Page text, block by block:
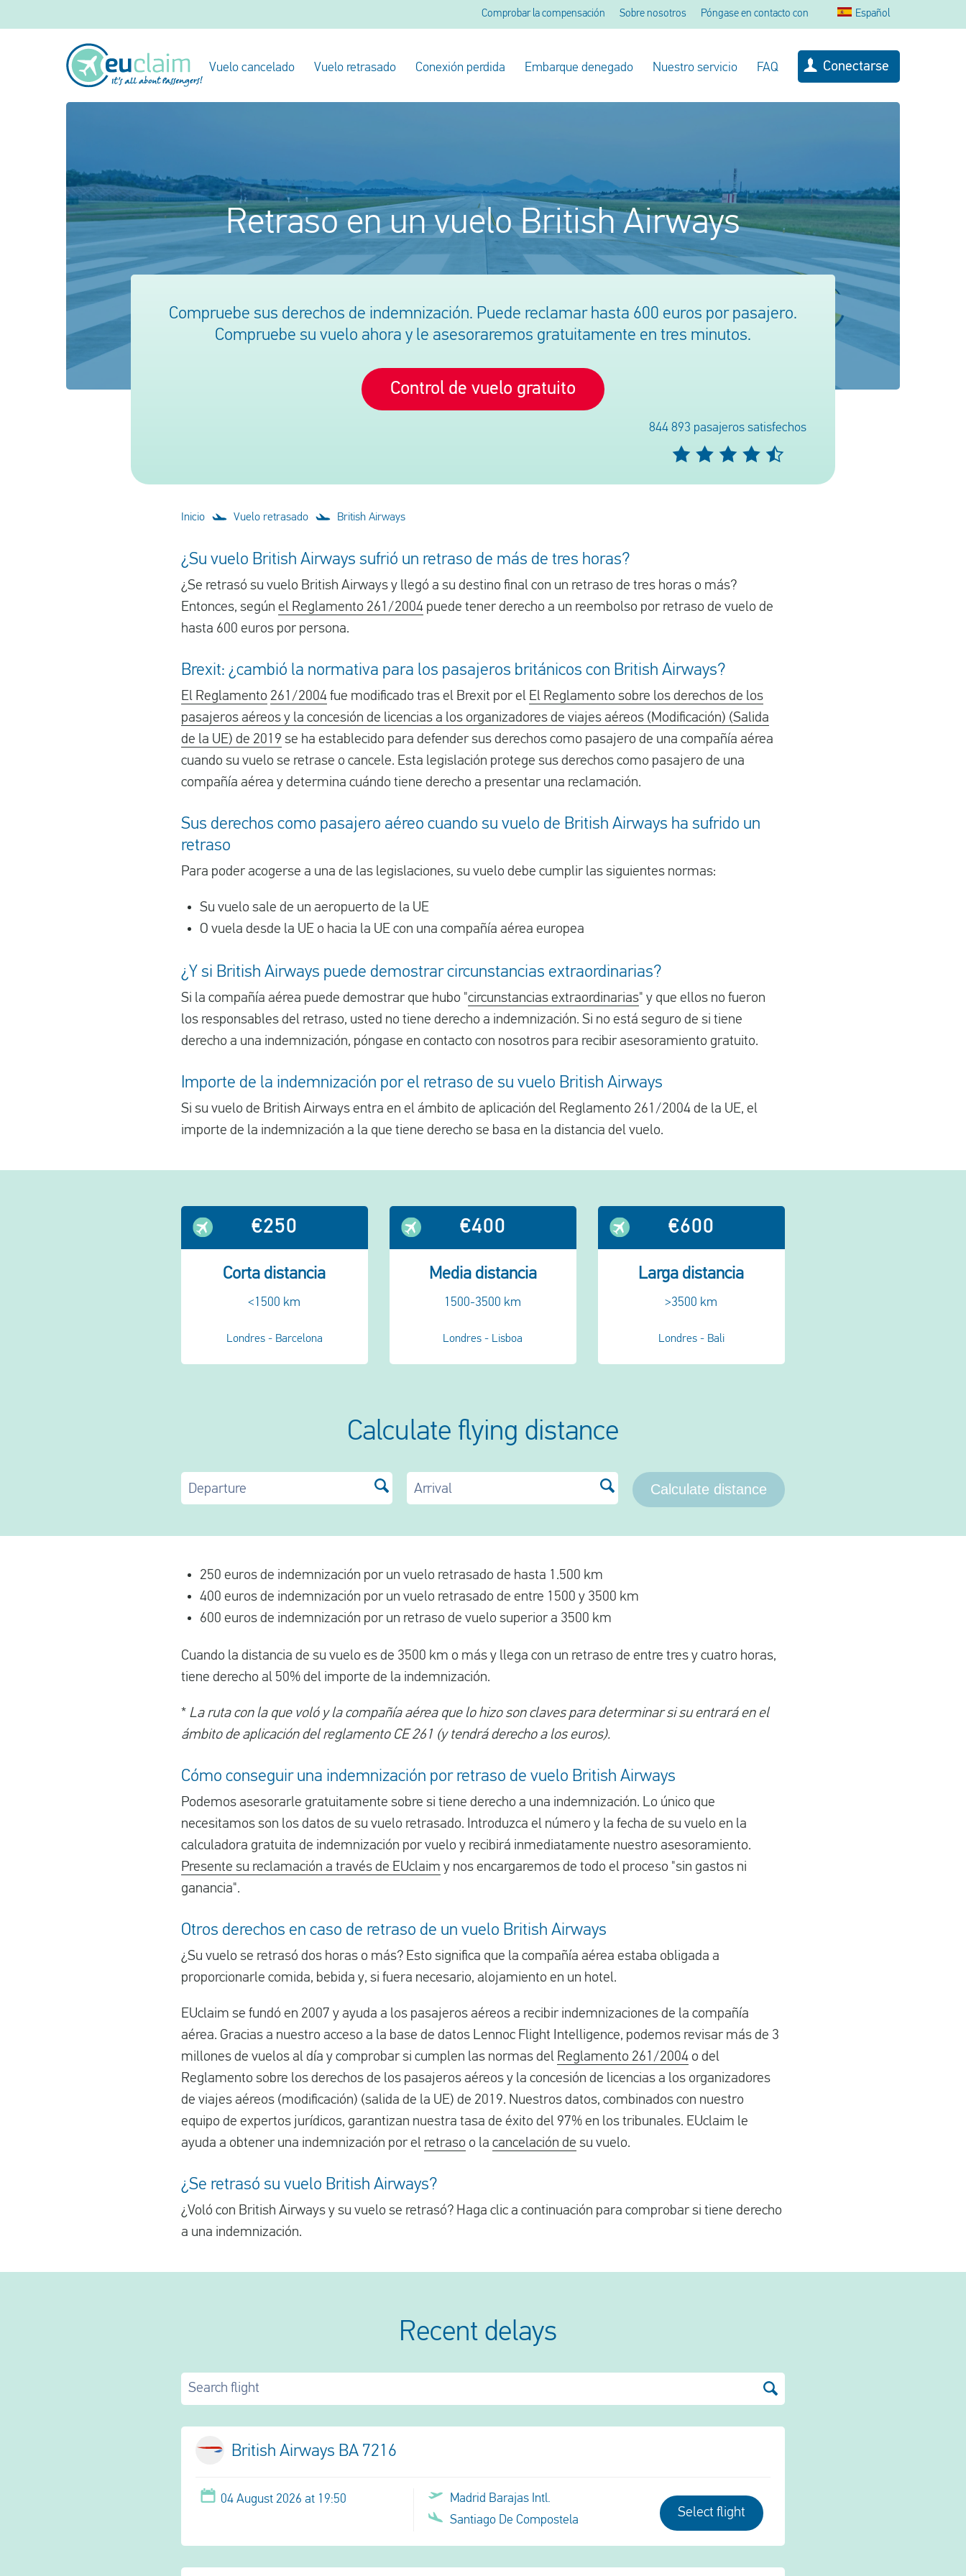
Comprobar la compensación Sobre nosotros Póngase en contacto con Español
Vuelo cancelado Vuelo retrasado Conexión perdida Embarque denegado Nuestro servicio FAQ Conectarse
Retraso en un vuelo British Airways
Compruebe sus derechos de indemnización. Puede reclamar hasta 600 euros por pasajero.
Compruebe su vuelo ahora y le asesoraremos gratuitamente en tres minutos.
Control de vuelo gratuito
844 893 pasajeros satisfechos
Inicio Vuelo retrasado British Airways
¿Su vuelo British Airways sufrió un retraso de más de tres horas?
¿Se retrasó su vuelo British Airways y llegó a su destino final con un retraso de tres horas o más?
Entonces, según el Reglamento 261/2004 puede tener derecho a un reembolso por retraso de vuelo de
hasta 600 euros por persona.
Brexit: ¿cambió la normativa para los pasajeros británicos con British Airways?
El Reglamento 261/2004 fue modificado tras el Brexit por el El Reglamento sobre los derechos de los
pasajeros aéreos y la concesión de licencias a los organizadores de viajes aéreos (Modificación) (Salida
de la UE) de 2019 se ha establecido para defender sus derechos como pasajero de una compañía aérea
cuando su vuelo se retrase o cancele. Esta legislación protege sus derechos como pasajero de una
compañía aérea y determina cuándo tiene derecho a presentar una reclamación.
Sus derechos como pasajero aéreo cuando su vuelo de British Airways ha sufrido un
retraso
Para poder acogerse a una de las legislaciones, su vuelo debe cumplir las siguientes normas:
Su vuelo sale de un aeropuerto de la UE
O vuela desde la UE o hacia la UE con una compañía aérea europea
¿Y si British Airways puede demostrar circunstancias extraordinarias?
Si la compañía aérea puede demostrar que hubo "circunstancias extraordinarias" y que ellos no fueron
los responsables del retraso, usted no tiene derecho a indemnización. Si no está seguro de si tiene
derecho a una indemnización, póngase en contacto con nosotros para recibir asesoramiento gratuito.
Importe de la indemnización por el retraso de su vuelo British Airways
Si su vuelo de British Airways entra en el ámbito de aplicación del Reglamento 261/2004 de la UE, el
importe de la indemnización a la que tiene derecho se basa en la distancia del vuelo.
€250
Corta distancia
<1500 km
Londres - Barcelona
€400
Media distancia
1500-3500 km
Londres - Lisboa
€600
Larga distancia
>3500 km
Londres - Bali
Calculate flying distance
Departure Arrival Calculate distance
250 euros de indemnización por un vuelo retrasado de hasta 1.500 km
400 euros de indemnización por un vuelo retrasado de entre 1500 y 3500 km
600 euros de indemnización por un retraso de vuelo superior a 3500 km
Cuando la distancia de su vuelo es de 3500 km o más y llega con un retraso de entre tres y cuatro horas,
tiene derecho al 50% del importe de la indemnización.
* La ruta con la que voló y la compañía aérea que lo hizo son claves para determinar si su entrará en el
ámbito de aplicación del reglamento CE 261 (y tendrá derecho a los euros).
Cómo conseguir una indemnización por retraso de vuelo British Airways
Podemos asesorarle gratuitamente sobre si tiene derecho a una indemnización. Lo único que
necesitamos son los datos de su vuelo retrasado. Introduzca el número y la fecha de su vuelo en la
calculadora gratuita de indemnización por vuelo y recibirá inmediatamente nuestro asesoramiento.
Presente su reclamación a través de EUclaim y nos encargaremos de todo el proceso "sin gastos ni
ganancia".
Otros derechos en caso de retraso de un vuelo British Airways
¿Su vuelo se retrasó dos horas o más? Esto significa que la compañía aérea estaba obligada a
proporcionarle comida, bebida y, si fuera necesario, alojamiento en un hotel.
EUclaim se fundó en 2007 y ayuda a los pasajeros aéreos a recibir indemnizaciones de la compañía
aérea. Gracias a nuestro acceso a la base de datos Lennoc Flight Intelligence, podemos revisar más de 3
millones de vuelos al día y comprobar si cumplen las normas del Reglamento 261/2004 o del
Reglamento sobre los derechos de los pasajeros aéreos y la concesión de licencias a los organizadores
de viajes aéreos (modificación) (salida de la UE) de 2019. Nuestros datos, combinados con nuestro
equipo de expertos jurídicos, garantizan nuestra tasa de éxito del 97% en los tribunales. EUclaim le
ayuda a obtener una indemnización por el retraso o la cancelación de su vuelo.
¿Se retrasó su vuelo British Airways?
¿Voló con British Airways y su vuelo se retrasó? Haga clic a continuación para comprobar si tiene derecho
a una indemnización.
Recent delays
Search flight
British Airways BA 7216
04 August 2026 at 19:50
Madrid Barajas Intl.
Santiago De Compostela
Select flight